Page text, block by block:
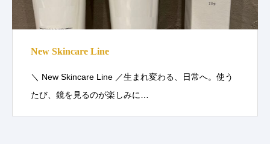
New Skincare Line
＼ New Skincare Line ／生まれ変わる、日常へ。使う
たび、鏡を見るのが楽しみに…